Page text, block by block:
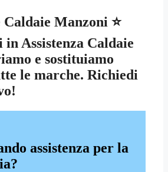
Manzoni ⭐
in Assistenza Caldaie
e sostituiamo
le marche. Richiedi
assistenza per la